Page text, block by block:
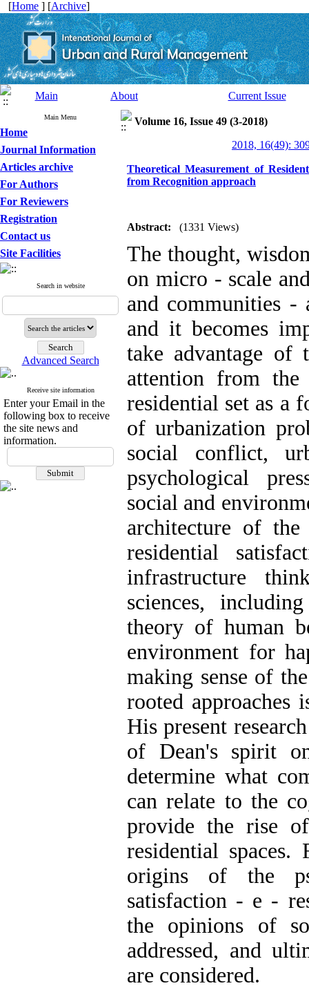
[Home ] [Archive]
Main About Current Issue
Main Menu
Home
Journal Information
Articles archive
For Authors
For Reviewers
Registration
Contact us
Site Facilities
Search in website
Advanced Search
Receive site information
Enter your Email in the
following box to receive
the site news and
information.
Volume 16, Issue 49 (3-2018)
2018, 16(49):
Theoretical Measurement of
from Recognition approach
Abstract: (1331 Views)
The thought,
on micro - scale
and communities -
and it becomes
take advantage of
attention from
residential set as a
of urbanization
social conflict,
psychological
social and
architecture of
residential
infrastructure
sciences,
theory of human
environment for
making sense of
rooted approaches
His present
of Dean's spirit
determine what
can relate to the
provide the rise
residential
origins of the
satisfaction - e -
the opinions of
addressed, and
are considered.